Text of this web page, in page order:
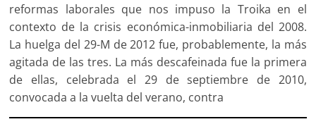
reformas laborales que nos impuso la Troika en el
contexto de la crisis económica-inmobiliaria del 2008.
La huelga del 29-M de 2012 fue, probablemente, la más
agitada de las tres. La más descafeinada fue la primera
de ellas, celebrada el 29 de septiembre de 2010,
convocada a la vuelta del verano, contra